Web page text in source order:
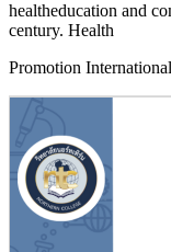
healtheducation and
century. Health
Promotion